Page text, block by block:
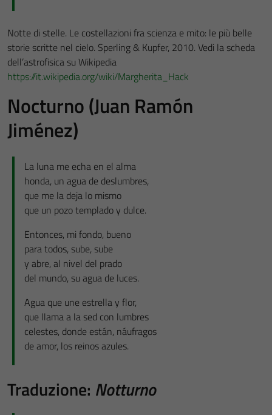
Notte di stelle. Le costellazioni fra scienza e mito: le più belle
storie scritte nel cielo. Sperling & Kupfer, 2010. Vedi la scheda
dell’astrofisica su Wikipedia
https://it.wikipedia.org/wiki/Margherita_Hack
Nocturno (Juan Ramón
Jiménez)
La luna me echa en el alma
honda, un agua de deslumbres,
que me la deja lo mismo
que un pozo templado y dulce.
Entonces, mi fondo, bueno
para todos, sube, sube
y abre, al nivel del prado
del mundo, su agua de luces.
Agua que une estrella y flor,
que llama a la sed con lumbres
celestes, donde están, náufragos
de amor, los reinos azules.
Traduzione: Notturno